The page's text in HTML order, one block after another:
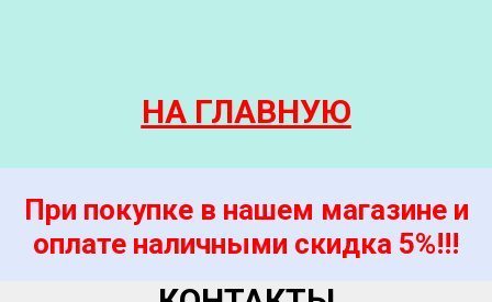
НА ГЛАВНУЮ
При покупке в нашем магазине и
оплате наличными скидка 5%!!!